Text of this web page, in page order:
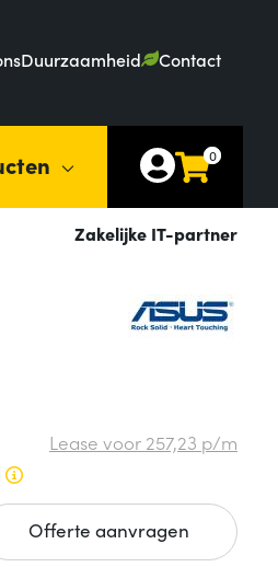
Duurzaamheid Contact
0
Zakelijke IT-partner
Lease voor 257,23 p/m
Offerte aanvragen